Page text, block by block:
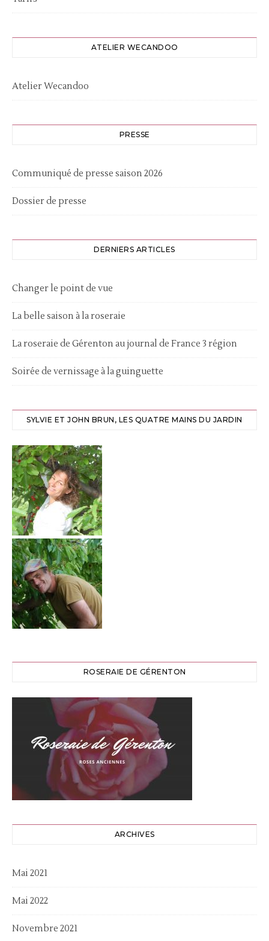
ATELIER WECANDOO
Atelier Wecandoo
PRESSE
Communiqué de presse saison 2026
Dossier de presse
DERNIERS ARTICLES
Changer le point de vue
La belle saison à la roseraie
La roseraie de Gérenton au journal de France 3 région
Soirée de vernissage à la guinguette
SYLVIE ET JOHN BRUN, LES QUATRE MAINS DU JARDIN
ROSERAIE DE GÉRENTON
ARCHIVES
Mai 2021
Mai 2022
Novembre 2021